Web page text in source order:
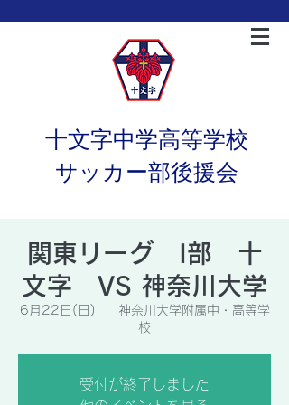
十文字中学高等学校
サッカー部後援会
関東リーグ I部 十
文字 VS 神奈川大学
6月22日(日)
神奈川大学附属中・高等学
校
受付が終了しました